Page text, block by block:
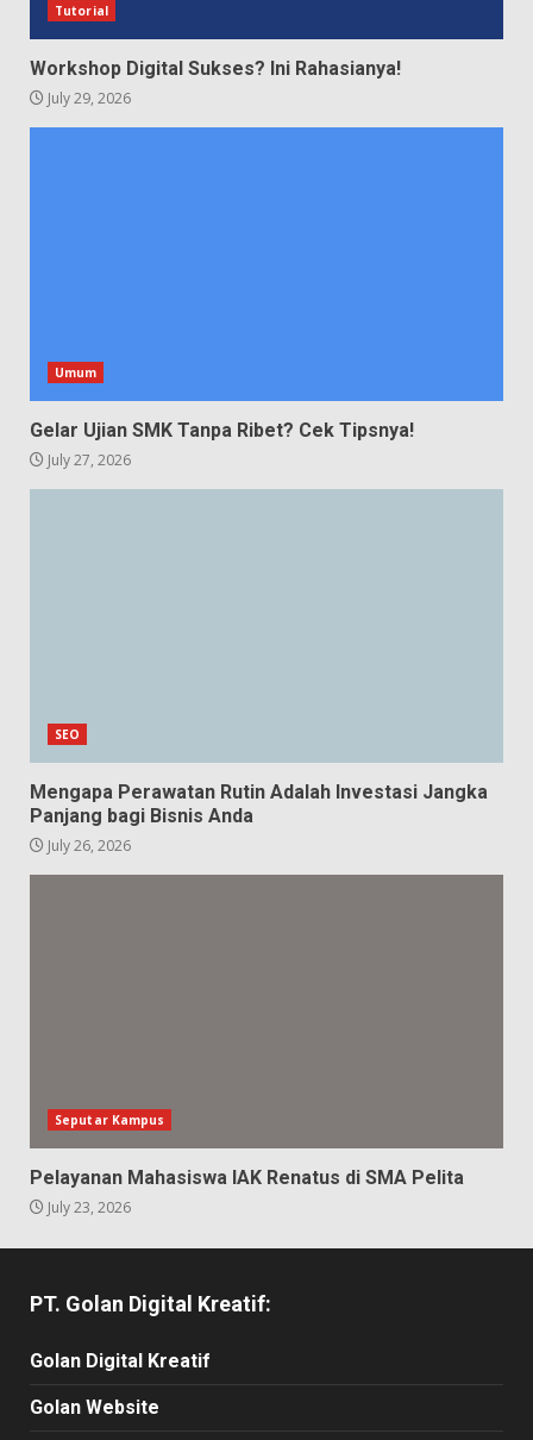
Tutorial
Workshop Digital Sukses? Ini Rahasianya!
July 29, 2026
Umum
Gelar Ujian SMK Tanpa Ribet? Cek Tipsnya!
July 27, 2026
SEO
Mengapa Perawatan Rutin Adalah Investasi Jangka
Panjang bagi Bisnis Anda
July 26, 2026
Seputar Kampus
Pelayanan Mahasiswa IAK Renatus di SMA Pelita
July 23, 2026
PT. Golan Digital Kreatif:
Golan Digital Kreatif
Golan Website